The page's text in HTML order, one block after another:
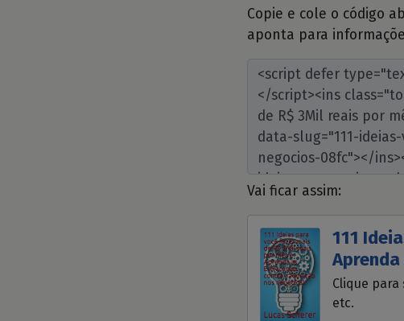
Copie e cole o código
aponta para
Vai ficar assim:
111
Clique
etc.